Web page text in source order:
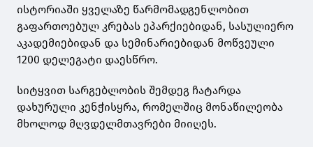
ისტორიაში ყველაზე წარმომადგენლობით
გაფართოებულ კრებას ეპარქიებიდან, სასულიერო
აკადემიებიდან და სემინარიებიდან მოწვეული
1200 დელეგატი დაესწრო.
სიტყვით სარგებლობის შემდეგ ჩატარდა
დახურული კენჭისყრა, რომელშიც მონაწილეობა
მხოლოდ მღვდელმთავრები მიიღეს.